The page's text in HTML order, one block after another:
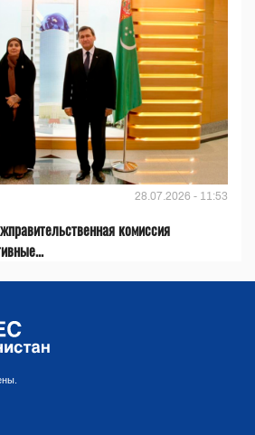
28.07.2026 - 11:53
комиссия